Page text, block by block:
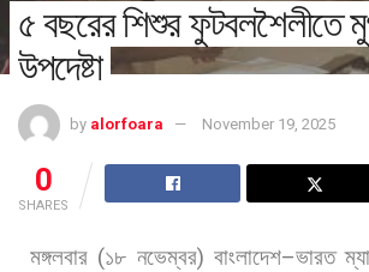
৫ বছরের শিশুর ফুটবলশৈলীতে
উপদেষ্টা
by alorfoara November 19, 2025
0
SHARES
মঙ্গলবার (১৮ নভেম্বর)বাংলাদেশ–ভারত